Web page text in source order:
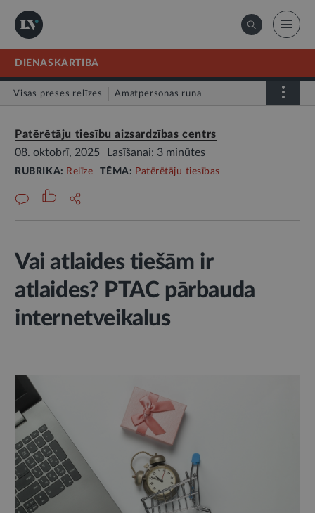
DIENASKĀRTĪBĀ
Visas preses relīzes Amatpersonas runa
Patērētāju tiesību aizsardzības centrs
08. oktobrī, 2025
Lasīšanai: 3 minūtes
RUBRIKA: Relīze TĒMA: Patērētāju tiesības
Vai atlaides tiešām ir
atlaides? PTAC pārbauda
internetveikalus